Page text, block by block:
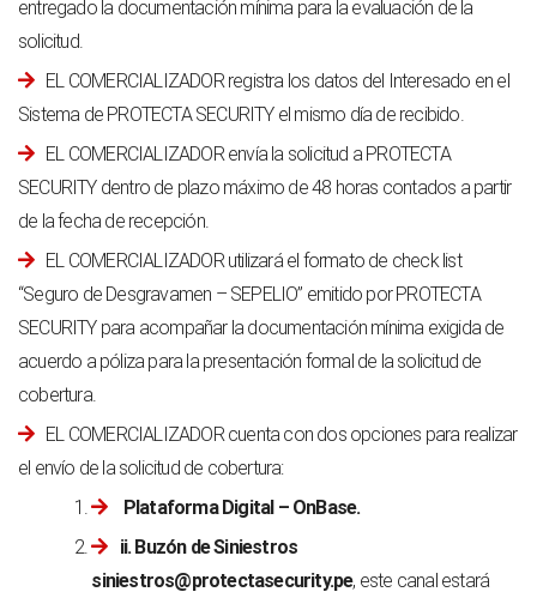
entregado la documentación mínima para la evaluación de la
solicitud.
EL COMERCIALIZADOR registra los datos del Interesado en el
Sistema de PROTECTA SECURITY el mismo día de recibido.
EL COMERCIALIZADOR envía la solicitud a PROTECTA
SECURITY dentro de plazo máximo de 48 horas contados a partir
de la fecha de recepción.
EL COMERCIALIZADOR utilizará el formato de check list
“Seguro de Desgravamen – SEPELIO” emitido por PROTECTA
SECURITY para acompañar la documentación mínima exigida de
acuerdo a póliza para la presentación formal de la solicitud de
cobertura.
EL COMERCIALIZADOR cuenta con dos opciones para realizar
el envío de la solicitud de cobertura:
Plataforma Digital – OnBase.
ii. Buzón de Siniestros
siniestros@protectasecurity.pe, este canal estará